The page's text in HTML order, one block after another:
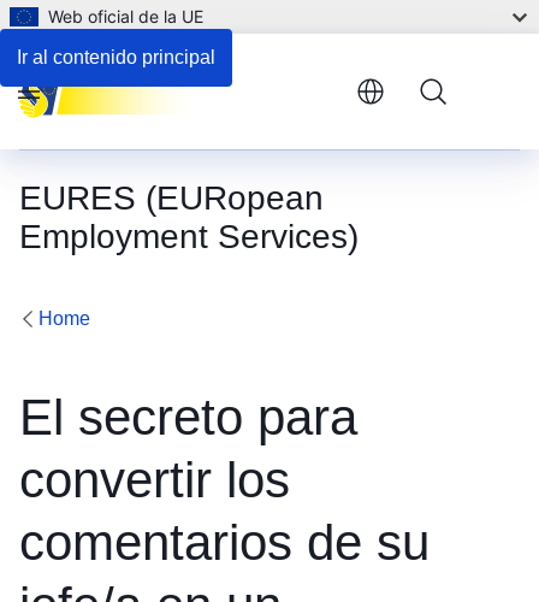
Ir al contenido principal
Web oficial de la UE
EURES (EURopean
Employment Services)
Menu
Home
El secreto para
convertir los
comentarios de su